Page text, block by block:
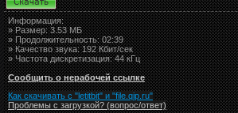
Информация:
»Размер:3.53 МБ
» Продолжительность: 02:39
» Качество звука: 192 Кбит/сек
» Частота дискретизация: 44 кГц
Сообщить о нерабочей ссылке
Как скачивать с "letitbit" и "file.qip.ru"
Проблемы с загрузкой? (вопрос/ответ)